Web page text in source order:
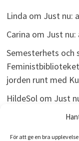
För att ge en bra
Linda om Just nu:
Carina om Just nu:
Semesterhets och
Feministbiblioteket
jorden runt med
HildeSol om Just
om